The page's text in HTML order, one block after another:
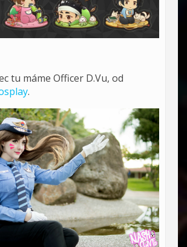
tu máme Officer D.Vu, od
.